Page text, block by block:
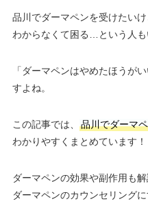
品川でダーマペンを受けたい
わからなくて困る…という人も
「ダーマペンはやめたほうが
すよね。
この記事では、 品川でダーマ
わかりやすくまとめています！
ダーマペンの効果や副作用も
ダーマペンのカウンセリングに